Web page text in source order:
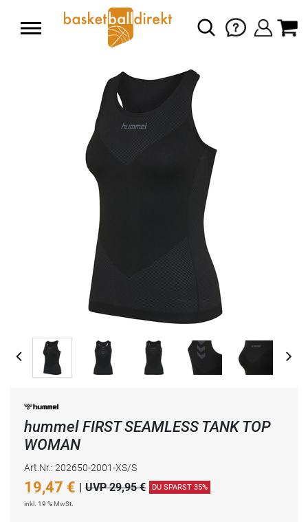
hummel FIRST SEAMLESS TANK TOP
WOMAN
Art.Nr.: 202650-2001-XS/S
19,47 € | UVP 29,95 € DU SPARST 35%
inkl. 19 % MwSt.